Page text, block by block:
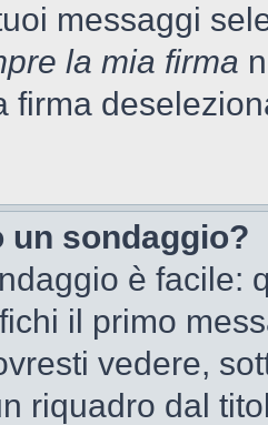
messaggi
la mia firma
firma
un sondaggio?
è facile:
il primo
vedere,
riquadro dal